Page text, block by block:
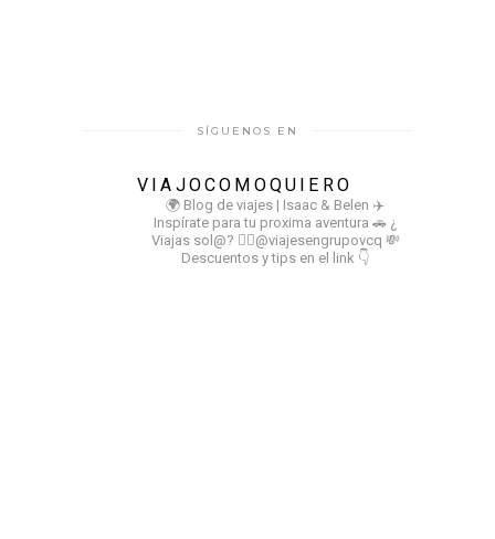
SÍGUENOS EN
VIAJOCOMOQUIERO
🌍 Blog de viajes | Isaac & Belen ✈️
Inspírate para tu proxima aventura 🚗 ¿
Viajas sol@? 👉🏻@viajesengrupovcq 💸
Descuentos y tips en el link 👇